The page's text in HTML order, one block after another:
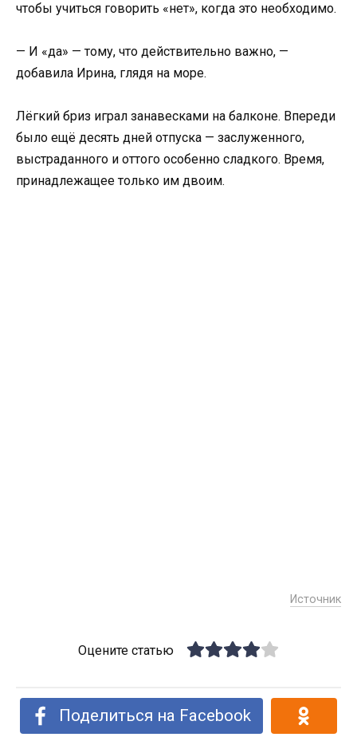
чтобы учиться говорить «нет», когда это необходимо.
— И «да» — тому, что действительно важно, —
добавила Ирина, глядя на море.
Лёгкий бриз играл занавесками на балконе. Впереди
было ещё десять дней отпуска — заслуженного,
выстраданного и оттого особенно сладкого. Время,
принадлежащее только им двоим.
Источник
Оцените статью
Поделиться на Facebook